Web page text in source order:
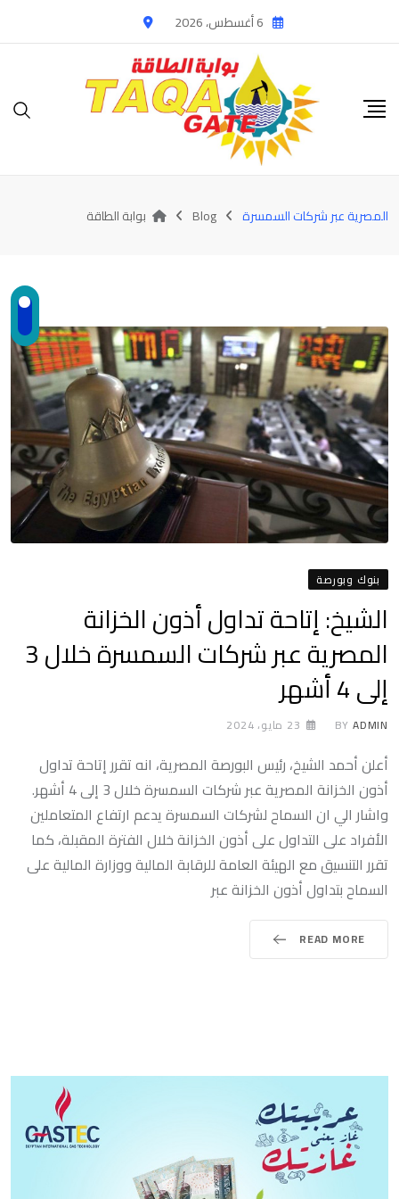
to
6 أغسطس، 2026
المصرية عبر شركات السمسرة Blog بوابة الطاقة
بنوك وبورصة
الشيخ: إتاحة تداول أذون الخزانة
المصرية عبر شركات السمسرة خلال 3
إلى 4 أشهر
BY ADMIN 23 مايو، 2024
أعلن أحمد الشيخ، رئيس البورصة المصرية، انه تقرر إتاحة تداول
أذون الخزانة المصرية عبر شركات السمسرة خلال 3 إلى 4 أشهر.
واشار الي ان السماح لشركات السمسرة يدعم ارتفاع المتعاملين
الأفراد على التداول على أذون الخزانة خلال الفترة المقبلة، كما
تقرر التنسيق مع الهيئة العامة للرقابة المالية ووزارة المالية على
السماح بتداول أذون الخزانة عبر
READ MORE